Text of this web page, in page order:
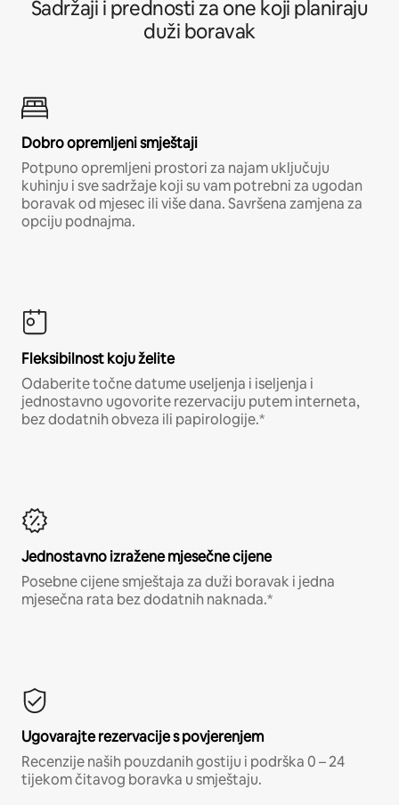
Sadržaji i prednosti za one koji planiraju
duži boravak
Dobro opremljeni smještaji
Potpuno opremljeni prostori za najam uključuju
kuhinju i sve sadržaje koji su vam potrebni za ugodan
boravak od mjesec ili više dana. Savršena zamjena za
opciju podnajma.
Fleksibilnost koju želite
Odaberite točne datume useljenja i iseljenja i
jednostavno ugovorite rezervaciju putem interneta,
bez dodatnih obveza ili papirologije.*
Jednostavno izražene mjesečne cijene
Posebne cijene smještaja za duži boravak i jedna
mjesečna rata bez dodatnih naknada.*
Ugovarajte rezervacije s povjerenjem
Recenzije naših pouzdanih gostiju i podrška 0 – 24
tijekom čitavog boravka u smještaju.